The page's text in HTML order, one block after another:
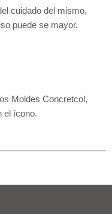
cuidado del mismo,
puede se mayor.
Moldes Concretcol,
el ícono.